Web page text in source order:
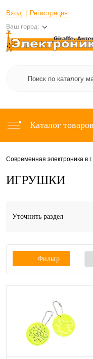
Вход Регистрация
Ваш город:
Каталог товаров
Современная электроника в
ИГРУШКИ
Уточнить раздел
Фильтр